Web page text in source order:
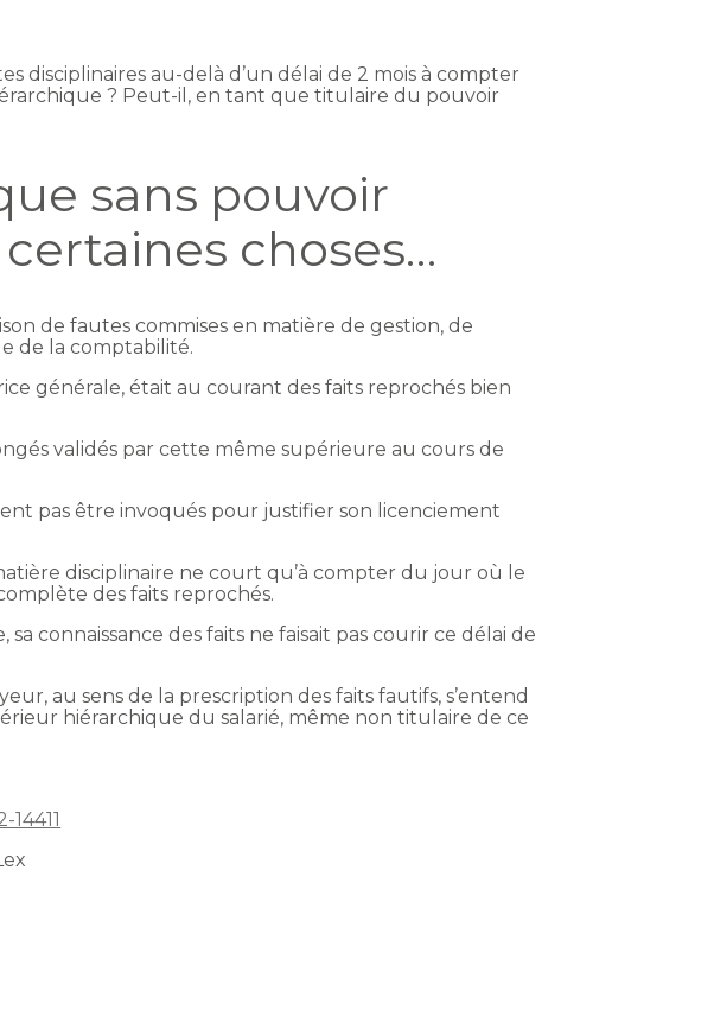
disciplinaires au-delà d’un délai de 2 mois à compter
? Peut-il, en tant que titulaire du pouvoir
sans pouvoir
choses…
de fautes commises en matière de gestion, de
de la comptabilité.
générale, était au courant des faits reprochés bien
validés par cette même supérieure au cours de
pas être invoqués pour justifier son licenciement
disciplinaire ne court qu’à compter du jour où le
des faits reprochés.
connaissance des faits ne faisait pas courir ce délai de
au sens de la prescription des faits fautifs, s’entend
hiérarchique du salarié, même non titulaire de ce